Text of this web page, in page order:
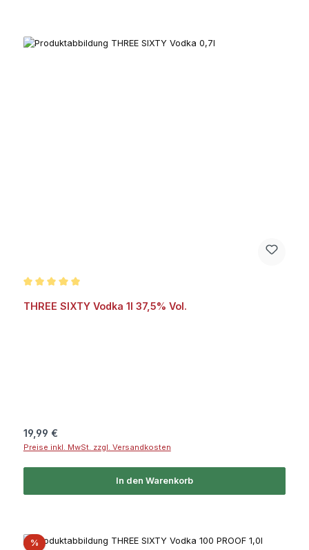
THREE SIXTY Vodka 1l 37,5% Vol.
Regulärer Preis:
19,99 €
Preise inkl. MwSt. zzgl. Versandkosten
In den Warenkorb
%Rabatt